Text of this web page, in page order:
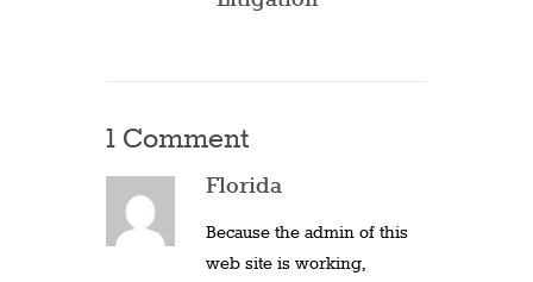
1 Comment
Florida
Because the admin of this
web site is working,